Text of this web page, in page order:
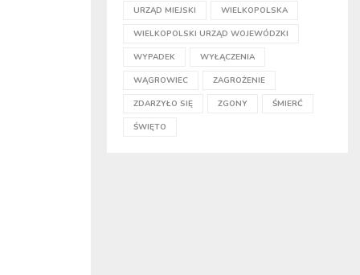
URZĄD MIEJSKI WIELKOPOLSKA
WIELKOPOLSKI URZĄD WOJEWÓDZKI
WYPADEK WYŁĄCZENIA
WĄGROWIEC ZAGROŻENIE
ZDARZYŁO SIĘ ZGONY ŚMIERĆ
ŚWIĘTO